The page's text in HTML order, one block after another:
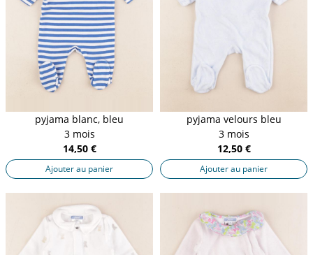
pyjama blanc, bleu
3 mois
14,50 €
Ajouter au panier
pyjama velours bleu
3 mois
12,50 €
Ajouter au panier